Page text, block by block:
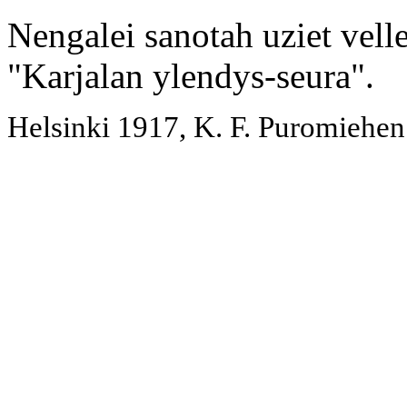
Nengalei sanotah uziet
"Karjalan ylendys-seura".
Helsinki 1917, K. F.